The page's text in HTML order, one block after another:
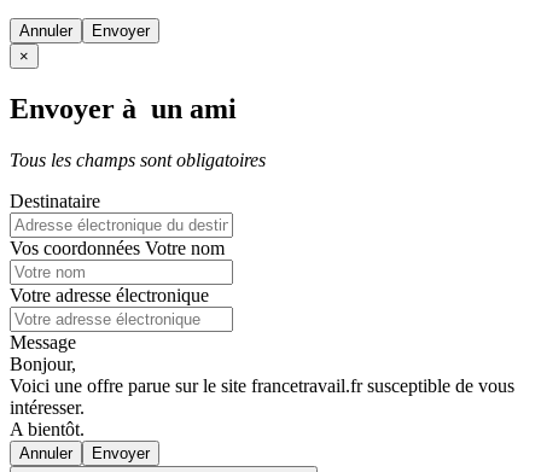
Annuler
×
Envoyer à un ami
Tous les champs sont obligatoires
Destinataire
Vos coordonnées Votre nom
Votre adresse électronique
Message
Bonjour,
Voici une offre parue sur le site francetravail.fr susceptible de vous
intéresser.
A bientôt.
Annuler